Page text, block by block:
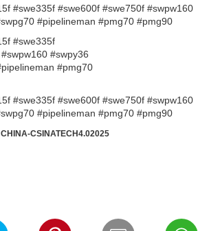
CHINA-CSINATECH4.02025